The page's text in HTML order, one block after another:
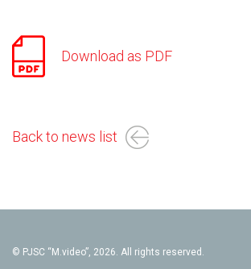
Download as PDF
Back to news list
© PJSC “M.video”, 2026. All rights reserved.